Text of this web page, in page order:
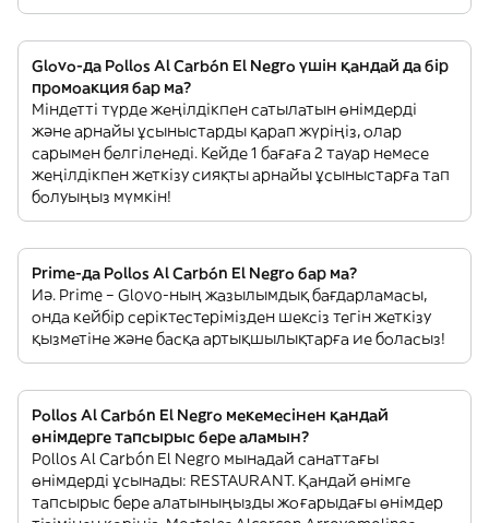
Glovo-да Pollos Al Carbón El Negro үшін қандай да бір
промоакция бар ма?
Міндетті түрде жеңілдікпен сатылатын өнімдерді
және арнайы ұсыныстарды қарап жүріңіз, олар
сарымен белгіленеді. Кейде 1 бағаға 2 тауар немесе
жеңілдікпен жеткізу сияқты арнайы ұсыныстарға тап
болуыңыз мүмкін!
Prime-да Pollos Al Carbón El Negro бар ма?
Иә. Prime – Glovo-ның жазылымдық бағдарламасы,
онда кейбір серіктестерімізден шексіз тегін жеткізу
қызметіне және басқа артықшылықтарға ие боласыз!
Pollos Al Carbón El Negro мекемесінен қандай
өнімдерге тапсырыс бере аламын?
Pollos Al Carbón El Negro мынадай санаттағы
өнімдерді ұсынады: RESTAURANT. Қандай өнімге
тапсырыс бере алатыныңызды жоғарыдағы өнімдер